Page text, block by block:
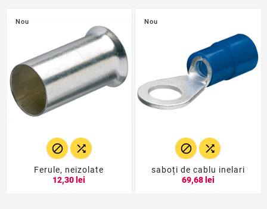
Nou
 
Ferule, neizolate
12,30 lei
Nou
 
saboți de cablu inelari
69,68 lei